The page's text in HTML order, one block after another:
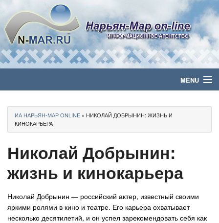
MENU
Политика
Бизнес
Общество
Медиа
ИА НАРЬЯН-МАР ONLINE » НИКОЛАЙ ДОБРЫНИН: ЖИЗНЬ И
КИНОКАРЬЕРА
Николай Добрынин:
жизнь и кинокарьера
Николай Добрынин — российский актер, известный своими
яркими ролями в кино и театре. Его карьера охватывает
несколько десятилетий, и он успел зарекомендовать себя как